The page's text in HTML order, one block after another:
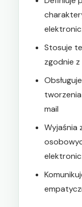
Stosuje
zgodnie z
mail
Wyjaśnia